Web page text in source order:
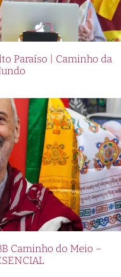
Paraíso | Caminho da
Caminho do Meio –